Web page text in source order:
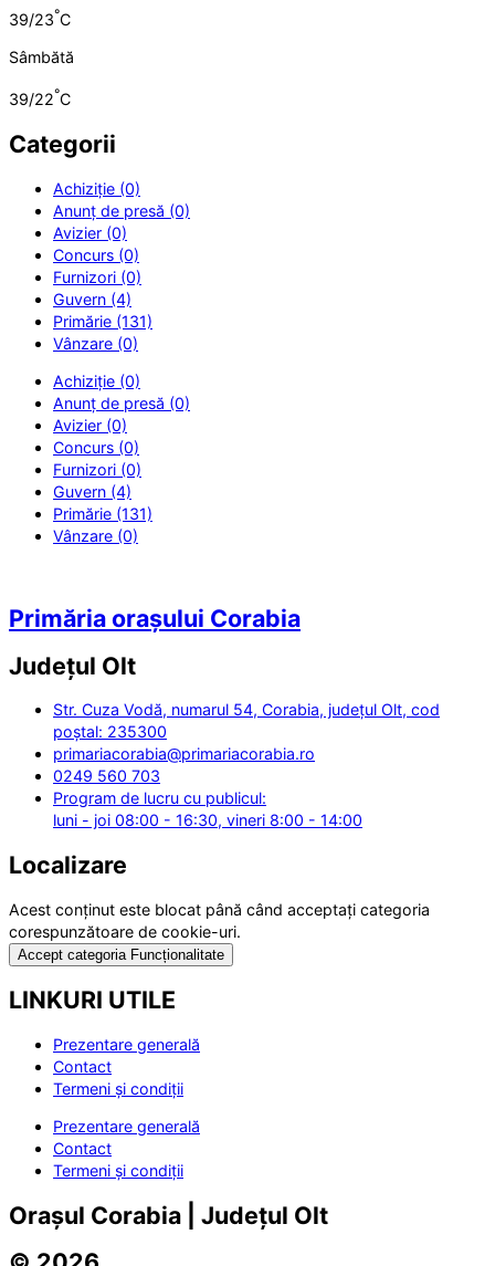
39/23°C
Sâmbătă
39/22°C
Categorii
Achiziție (0)
Anunț de presă (0)
Avizier (0)
Concurs (0)
Furnizori (0)
Guvern (4)
Primărie (131)
Vânzare (0)
Achiziție (0)
Anunț de presă (0)
Avizier (0)
Concurs (0)
Furnizori (0)
Guvern (4)
Primărie (131)
Vânzare (0)
Primăria orașului Corabia
Județul Olt
Str. Cuza Vodă, numarul 54, Corabia, județul Olt, cod
poștal: 235300
primariacorabia@primariacorabia.ro
0249 560 703
Program de lucru cu publicul:
luni - joi 08:00 - 16:30, vineri 8:00 - 14:00
Localizare
Acest conținut este blocat până când acceptați categoria
corespunzătoare de cookie-uri.
Accept categoria Funcționalitate
LINKURI UTILE
Prezentare generală
Contact
Termeni și condiții
Prezentare generală
Contact
Termeni și condiții
Orașul Corabia | Județul Olt